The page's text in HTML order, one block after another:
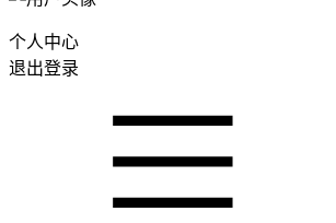
个人中心
退出登录